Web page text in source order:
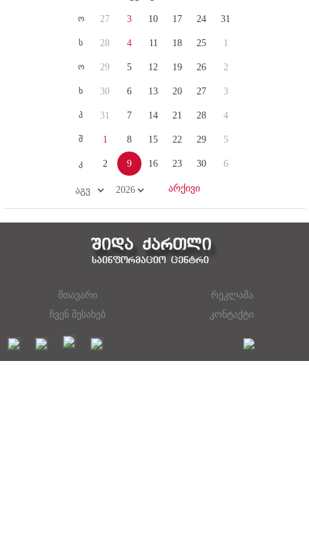
ო
ს
ო
ხ
პ
შ
კ
27
28
29
30
31
1
2
3
4
5
6
7
8
9
10
11
12
13
14
15
16
17
18
19
20
21
22
23
24
25
26
27
28
29
30
31
1
2
3
4
5
6
მთავარი
რეკლამა
ჩვენ შესახებ
კონტაქტი